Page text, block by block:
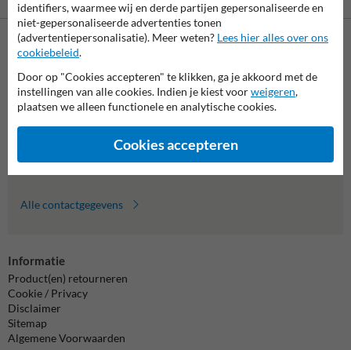
Neem contact met ons op
Wij zijn op werkdagen (van 8.00 tot 17.00) te bereiken op 038-
7920070.
Vragen? Stuur een e-mail naarinfo@trafficsupply.nlof vul het
formulier in en we reageren zo spoedig mogelijk.
Alle contactgegevens
Informatie
Product(en) retourneren
Cookie / Privacy
Disclaimer
Sitemap
Algemene Voorwaarden
identifiers, waarmee wij en derde partijen gepersonaliseerde en
niet-gepersonaliseerde advertenties tonen
(advertentiepersonalisatie). Meer weten? Lees hier alles over ons
cookiebeleid.
Door op "Cookies accepteren" te klikken, ga je akkoord met de
instellingen van alle cookies. Indien je kiest voorweigeren,
plaatsen we alleen functionele en analytische cookies.
Cookies accepteren